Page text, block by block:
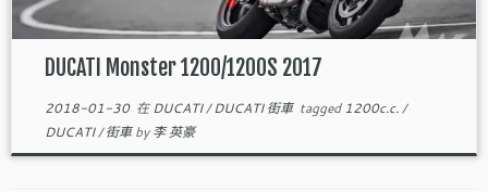
DUCATI Monster 1200/1200S 2017
2018-01-30在DUCATI/DUCATI 街車 tagged1200c.c./
DUCATI/街車by李 英豪